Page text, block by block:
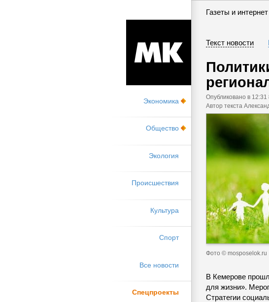
Экономика
Общество
Экология
Происшествия
Культура
Спорт
Все новости
Спецпроекты
Газеты и интернет
Текст новости
Опубликовано в 12:31
Автор текста
Фото © mosposelok.ru
В Кемерове
для жизни».
Стратегии